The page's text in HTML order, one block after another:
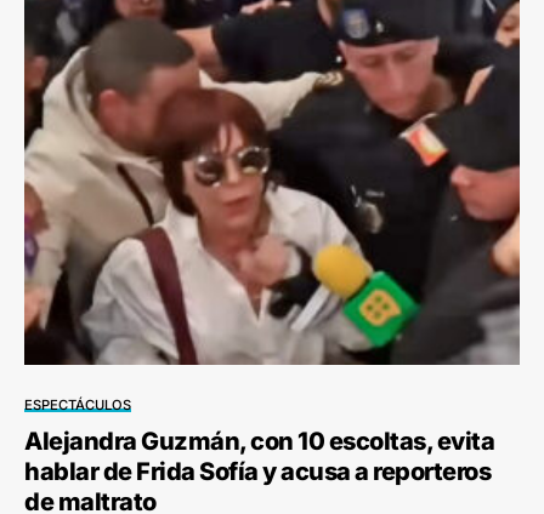
ESPECTÁCULOS
Alejandra Guzmán, con 10 escoltas, evita
hablar de Frida Sofía y acusa a reporteros
de maltrato